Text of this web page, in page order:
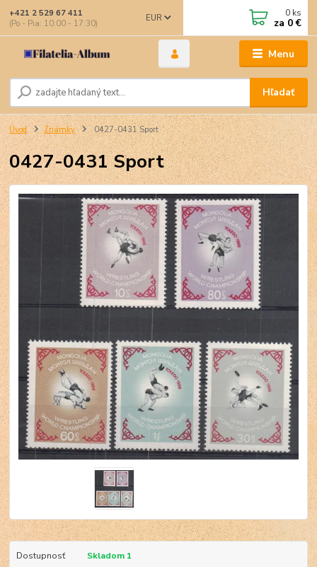
Menu
EUR
Hľadať
+421 2 529 67 411
(Po - Pia: 10:00 - 17:30)
0 ks
za 0 €
Úvod Známky 0427-0431 Sport
0427-0431 Sport
Dostupnosť Skladom 1